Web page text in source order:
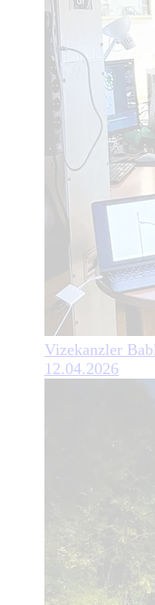
Vizekanzler
12.04.2026